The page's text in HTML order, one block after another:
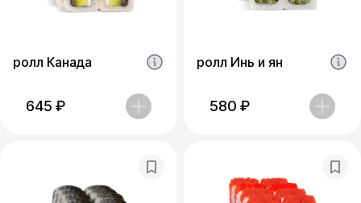
ролл Канада
645 ₽
ролл Инь и ян
580 ₽